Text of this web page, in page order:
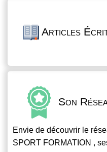
Articles
Son
Envie de découvrir le
SPORT FORMATION ,